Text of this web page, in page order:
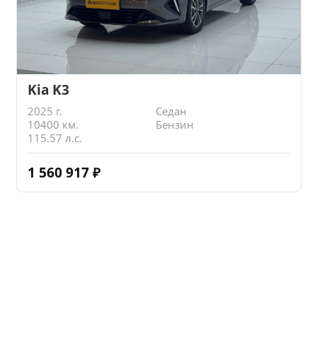
Kia K3
2025 г.
Седан
10400 км.
Бензин
115.57 л.с.
1 560 917 ₽